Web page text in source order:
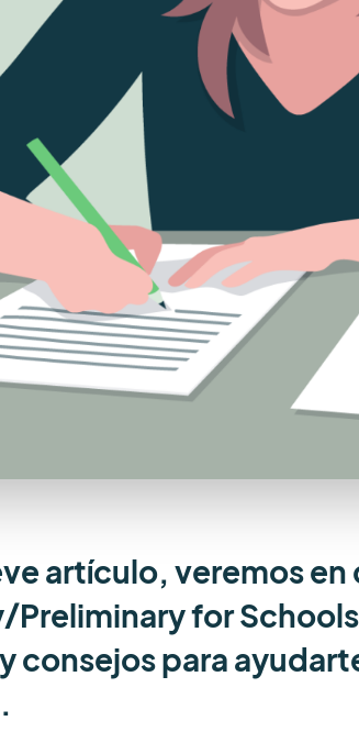
artículo, veremos en
Preliminary for
consejos para